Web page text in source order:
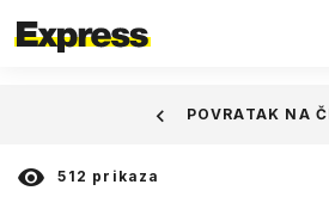
512 prikaza
POVRATAK NA